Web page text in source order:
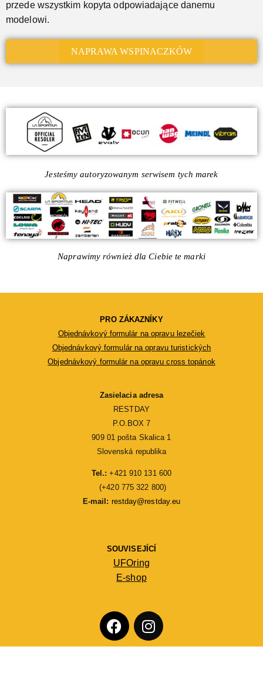
przede wszystkim kopyta odpowiadające danemu
modelowi.
NAPRAWA WSPINACZKÓW
Jesteśmy autoryzowanym serwisem tych marek
Naprawimy również dla Ciebie te marki
PRO ZÁKAZNÍKY
Objednávkový formulár na opravu lezečiek
Objednávkový formulár na opravu turistických
Objednávkový formulár na opravu cross topánok
Zasielacia adresa
RESTDAY
P.O.BOX 7
909 01 pošta Skalica 1
Slovenská republika
Tel.: +421 910 131 600
(+420 775 322 800)
E-mail: restday@restday.eu
SOUVISEJÍCÍ
UFOring
E-shop